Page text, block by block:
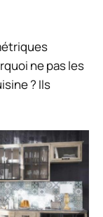
ne pas les
? Ils